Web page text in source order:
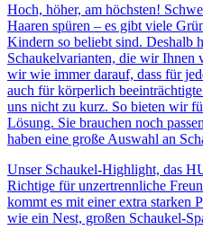
Hoch, höher, am höchsten!
Haaren spüren – es gibt viele
Kindern so beliebt sind. Deshalb
Schaukelvarianten, die wir Ihnen
wir wie immer darauf, dass für
auch für körperlich
uns nicht zu kurz. So bieten wir
Lösung. Sie brauchen noch
haben eine große Auswahl an
Unser Schaukel-Highlight, das
Richtige für unzertrennliche
kommt es mit einer extra starken
wie ein Nest, großen Schaukel-